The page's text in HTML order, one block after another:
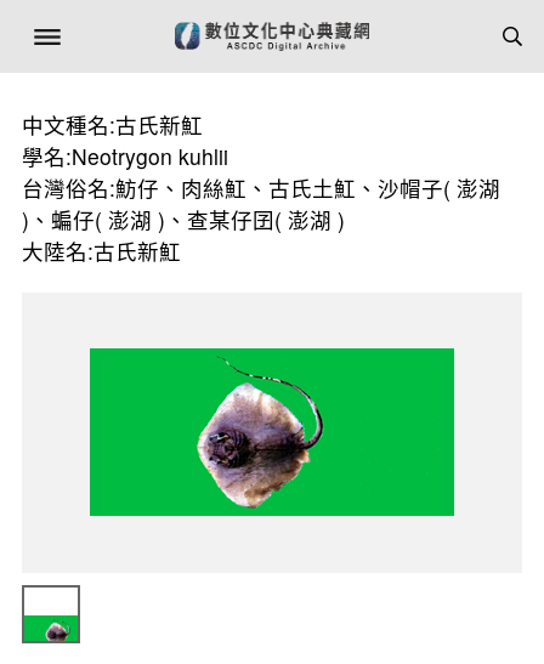
中文種名:古氏新魟
學名:Neotrygon kuhlii
台灣俗名:魴仔、肉絲魟、古氏土魟、沙帽子( 澎湖
)、蝙仔( 澎湖 )、查某仔囝( 澎湖 )
大陸名:古氏新魟